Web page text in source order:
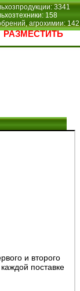
3341
158
агрохимии: 142
РАЗМЕСТИТЬ
и второго
поставке